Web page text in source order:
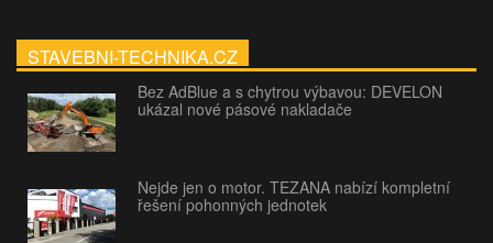
STAVEBNI-TECHNIKA.CZ
Bez AdBlue a s chytrou výbavou: DEVELON
ukázal nové pásové nakladače
Nejde jen o motor. TEZANA nabízí kompletní
řešení pohonných jednotek